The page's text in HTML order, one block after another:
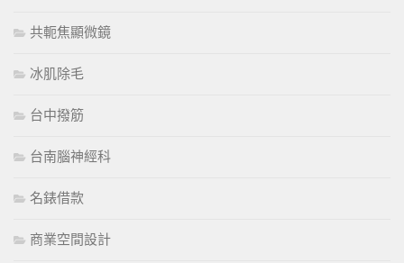
共軛焦顯微鏡
冰肌除毛
台中撥筋
台南腦神經科
名錶借款
商業空間設計